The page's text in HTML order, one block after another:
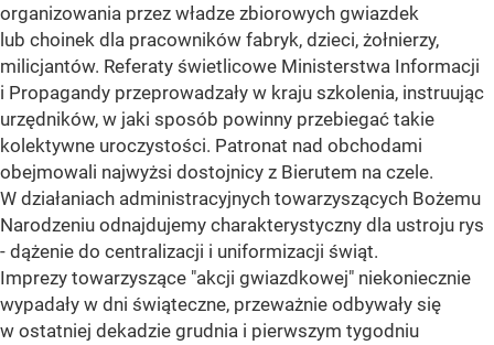
organizowania przez władze zbiorowych gwiazdek
lub choinek dla pracowników fabryk, dzieci, żołnierzy,
milicjantów. Referaty świetlicowe Ministerstwa Informacji
i Propagandy przeprowadzały w kraju szkolenia, instruując
urzędników, w jaki sposób powinny przebiegać takie
kolektywne uroczystości. Patronat nad obchodami
obejmowali najwyżsi dostojnicy z Bierutem na czele.
W działaniach administracyjnych towarzyszących Bożemu
Narodzeniu odnajdujemy charakterystyczny dla ustroju rys
- dążenie do centralizacji i uniformizacji świąt.
Imprezy towarzyszące "akcji gwiazdkowej" niekoniecznie
wypadały w dni świąteczne, przeważnie odbywały się
w ostatniej dekadzie grudnia i pierwszym tygodniu